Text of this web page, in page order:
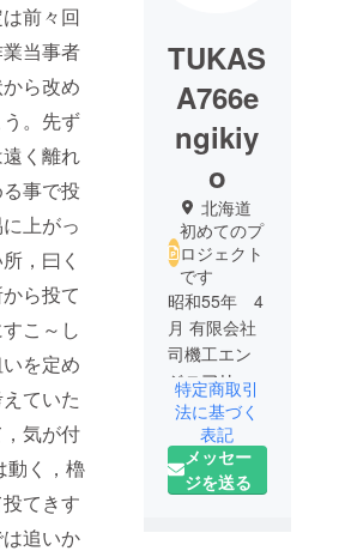
前々回
当事者
ら改め
。先ず
く離れ
事で投
上がっ
，曰く
ら投て
こ～し
を定め
ていた
気が付
動く，櫓
てきす
追いか
TUKAS
A766e
ngikiy
o
北海道
初めてのプ
ロジェクト
です
昭和55年 4
月 有限会社
司機工エン
ジニアリン
グ 代表取
締役就任
昭和61年 4
月 北海道商
特定商取引
法に基づく
表記
メッセー
ジを送る